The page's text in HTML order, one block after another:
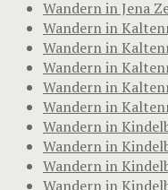
Wandern in Jena
Wandern in
Wandern in
Wandern in
Wandern in
Wandern in
Wandern in
Wandern in
Wandern in
Wandern in